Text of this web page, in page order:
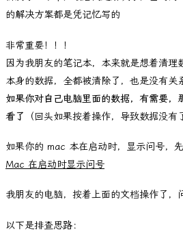
的解决方案都是凭记忆写的
非常重要！！！
因为我朋友的笔记本，本来就是想着清理
本身的数据，全都被清除了，也是没有关
如果你对自己电脑里面的数据，有需要，
看了
（回头如果按着操作，导致数据没有
如果你的 mac 本在启动时，显示问号，
Mac 在启动时显示问号
我朋友的电脑，按着上面的文档操作了，
以下是排查思路：